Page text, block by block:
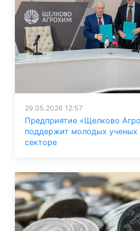
29.05.2026 12:57
Предприятие «Щелково
поддержит молодых ученых
секторе